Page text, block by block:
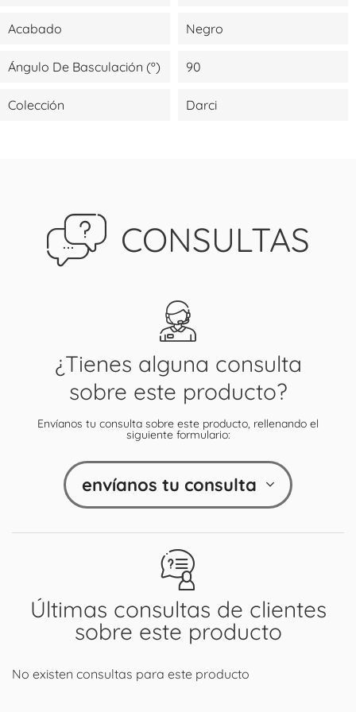
Acabado Negro
Ángulo De Basculación (º) 90
Colección Darci
CONSULTAS
Últimas consultas de clientes
sobre este producto
No existen consultas para este producto
¿Tienes alguna consulta
sobre este producto?
Envíanos tu consulta sobre este producto, rellenando el
siguiente formulario:
envíanos tu consulta